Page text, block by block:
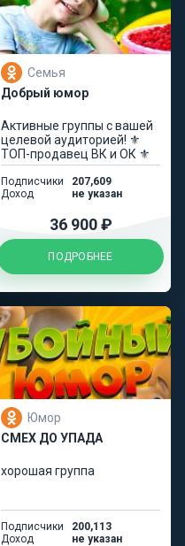
Семья
Добрый юмор
Активные группы с вашей
целевой аудиторией! ⚜️
ТОП-продавец ВК и ОК ⚜️
Подписчики
207,609
Доход
не указан
36 900 ₽
ПОДРОБНЕЕ
Юмор
СМЕХ ДО УПАДА
хорошая группа
Подписчики
200,113
Доход
не указан